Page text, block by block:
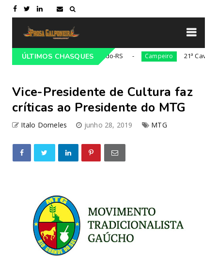
ÚLTIMOS CHASQUES
Gaúcho em Lajeado-RS Campeiro 21ª Cavalgada
Vice-Presidente de Cultura faz
críticas ao Presidente do MTG
Italo Dorneles junho 28, 2019 MTG